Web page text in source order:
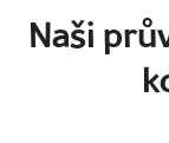
Naši